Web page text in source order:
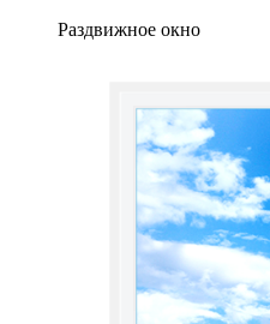
Раздвижное окно